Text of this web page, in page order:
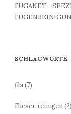
FUGANET -
SCHLAGWORTE
fila(7)
Fliesen reinigen(2)